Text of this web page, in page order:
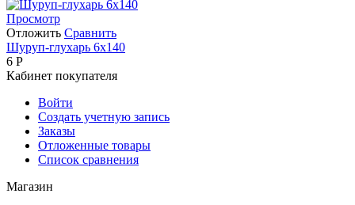
Просмотр
Отложить Сравнить
Шуруп-глухарь 6х140
6 Р
Кабинет покупателя
Войти
Создать учетную запись
Заказы
Отложенные товары
Список сравнения
Магазин